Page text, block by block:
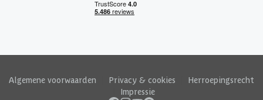
Algemene voorwaarden Privacy & cookies
Herroepingsrecht
Impressie